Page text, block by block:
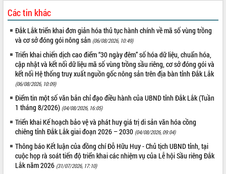
LIÊN KẾT WEB
THỐNG KÊ TRUY CẬP
Hôm nay: 22636
Tất cả: 66067959
Các tin khác
Đắk Lắk triển khai đơn giản hóa thủ tục hành chính về mã số vùng trồng
và cơ sở đóng gói nông sản (06/08/2026, 10:49)
Triển khai chiến dịch cao điểm “30 ngày đêm” số hóa dữ liệu, chuẩn hóa,
cập nhật và kết nối dữ liệu mã số vùng trồng sầu riêng, cơ sở đóng gói và
kết nối Hệ thống truy xuất nguồn gốc nông sản trên địa bàn tỉnh Đắk Lắk
(06/08/2026, 10:09)
Điểm tin một số văn bản chỉ đạo điều hành của UBND tỉnh Đắk Lắk (Tuần
1 tháng 8/2026) (04/08/2026, 16:05)
Triển khai Kế hoạch bảo vệ và phát huy giá trị di sản văn hóa cồng
chiêng tỉnh Đắk Lắk giai đoạn 2026 – 2030 (04/08/2026, 09:04)
Thông báo Kết luận của đồng chí Đỗ Hữu Huy - Chủ tịch UBND tỉnh, tại
cuộc họp rà soát tiến độ triển khai các nhiệm vụ của Lễ hội Sầu riêng Đắk
Lắk năm 2026 (31/07/2026, 17:10)